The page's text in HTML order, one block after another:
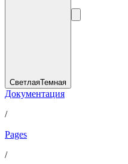
СветлаяТемная
Документация
/
Pages
/